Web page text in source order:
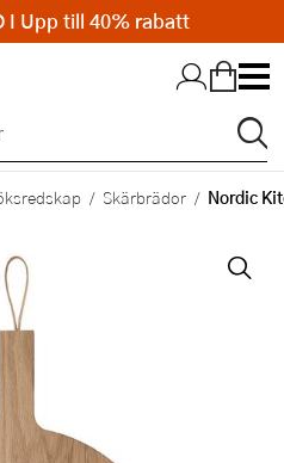
Skärbrädor Nordic
I Upp till 40% rabatt